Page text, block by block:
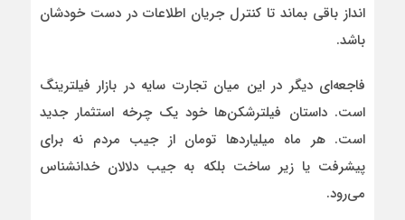
انداز باقی بماند تا کنترل جریان اطلاعات در دست خودشان
باشد.
فاجعه‌ای دیگر در این میان تجارت سایه در بازار فیلترینگ
است. داستان فیلترشکن‌ها خود یک چرخه استثمار جدید
است. هر ماه میلیاردها تومان از جیب مردم نه برای
پیشرفت یا زیر ساخت بلکه به جیب دلالان خدانشناس
می‌رود.